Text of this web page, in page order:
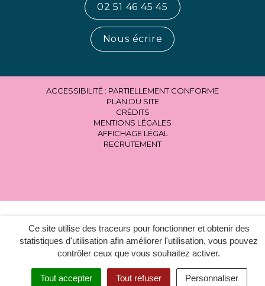
Ce site utilise des traceurs pour fonctionner et obtenir des
statistiques d'utilisation afin améliorer l'utilisation, vous pouvez
contrôler ceux que vous souhaitez activer.
Tout accepter Tout refuser Personnaliser
02 51 46 45 45
Nous écrire
ACCESSIBILITÉ : PARTIELLEMENT CONFORME
PLAN DU SITE
CRÉDITS
MENTIONS LÉGALES
AFFICHAGE LÉGAL
RECRUTEMENT